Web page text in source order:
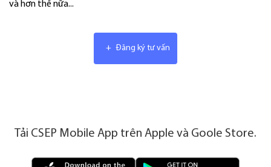
và hơn thế nữa...
+ Đăng ký tư vấn
Tải CSEP Mobile App trên Apple và Goole Store.